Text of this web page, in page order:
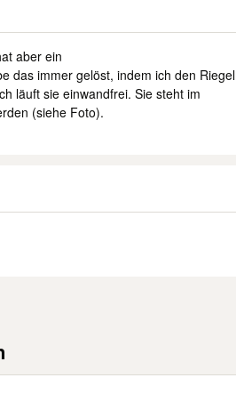
aber ein
das immer gelöst, indem ich den Riegel
läuft sie einwandfrei. Sie steht im
(siehe Foto).